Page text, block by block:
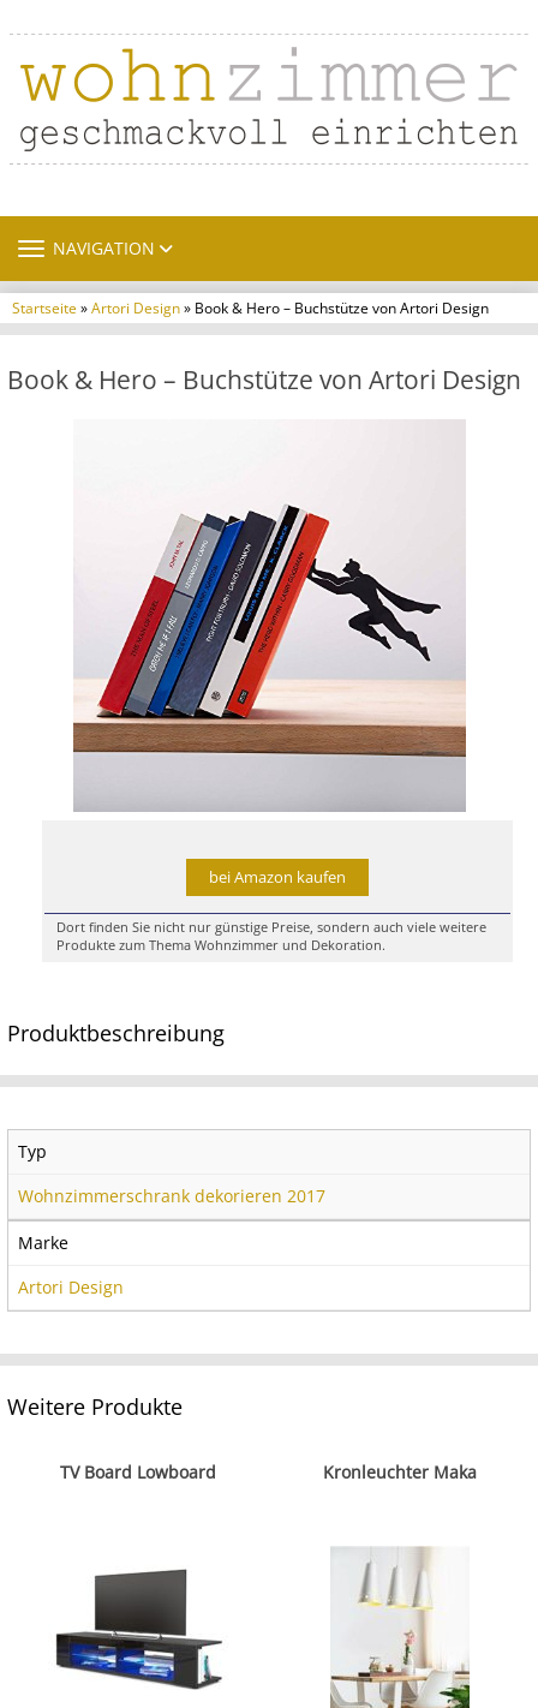
TOGGLE NAVIGATION
NAVIGATION
Startseite»Artori Design» Book & Hero – Buchstütze von Artori Design
Book & Hero – Buchstütze von Artori Design
bei Amazon kaufen
Dort finden Sie nicht nur günstige Preise, sondern auch viele weitere
Produkte zum Thema Wohnzimmer und Dekoration.
Produktbeschreibung
Typ
Wohnzimmerschrank dekorieren 2017
Marke
Artori Design
Weitere Produkte
TV Board Lowboard Kronleuchter Maka